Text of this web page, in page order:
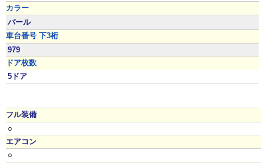
カラー
パール
車台番号 下3桁
979
ドア枚数
5ドア
フル装備
○
エアコン
○